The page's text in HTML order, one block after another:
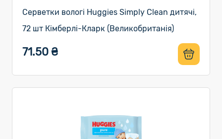
Серветки вологі Huggies Simply Clean дитячі,
72 шт Кімберлі-Кларк (Великобританія)
71.50 ₴